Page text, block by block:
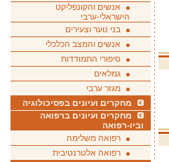
אנשים והקונפליקט
הישראלי-ערבי
בני נוער וצעירים
אנשים והמצב הכלכלי
סיפורי התמודדות
גמלאים
מגזר ערבי
מחקרים ועיונים בפסיכולוגיה
מחקרים ועיונים ברפואה
וביו-רפואה
רפואה משלימה
רפואה אלטרנטיבית